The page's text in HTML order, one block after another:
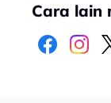
Cara lain